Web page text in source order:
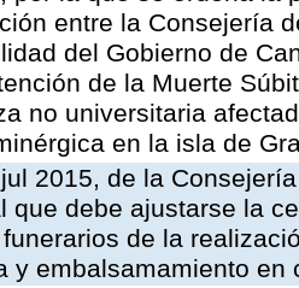
entre la Consejería
del Gobierno de
de la Muerte
no universitaria
en la isla de
2015, de la
que debe ajustarse la
de la
y embalsamamiento en